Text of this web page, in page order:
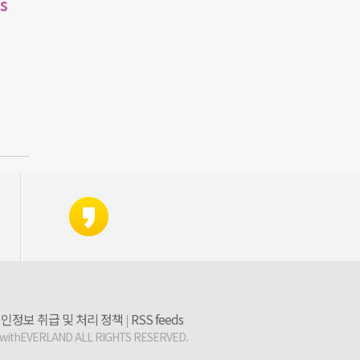
정보 취급 및 처리 정책 | RSS feeds
ALL RIGHTS RESERVED.